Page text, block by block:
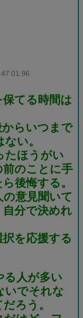
てる時間は
らいつまで
い。
たほうがい
のことに手
後悔する。
意見聞いて
分で決めれ
を応援する
る人が多い
いでそれな
ろう。